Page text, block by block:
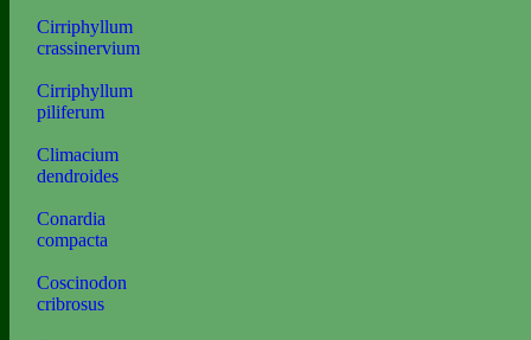
Cirriphyllum
crassinervium
Cirriphyllum
piliferum
Climacium
dendroides
Conardia
compacta
Coscinodon
cribrosus